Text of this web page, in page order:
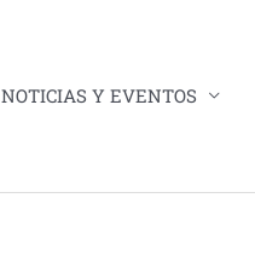
NOTICIAS Y EVENTOS